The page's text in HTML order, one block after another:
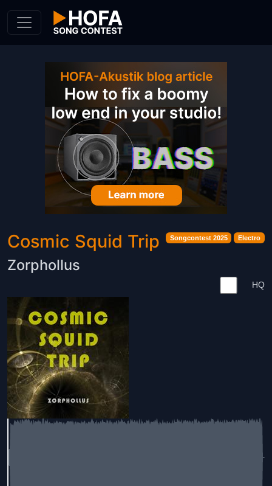
Songcontest 2025 Electro
Cosmic Squid Trip
Zorphollus
HQ